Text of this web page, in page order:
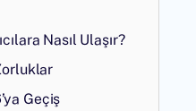
Nasıl Ulaşır?
Geçiş